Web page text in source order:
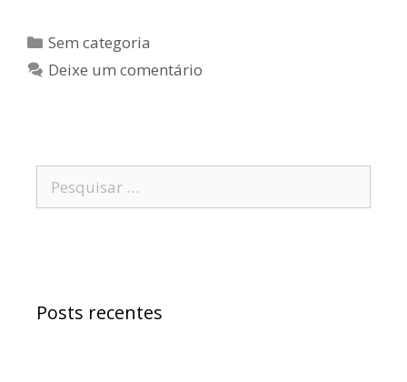
Sem categoria
Deixe um comentário
Posts recentes